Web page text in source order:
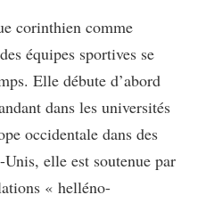
corinthien comme
équipes sportives se
Elle débute d’abord
dans les universités
occidentale dans des
elle est soutenue par
« helléno-